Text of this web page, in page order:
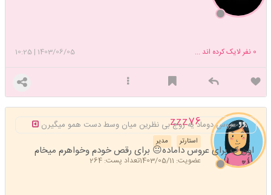
1403/06/05
|
10:25 0 نفر لایک کرده اند ...
zzz76
مدیر استارتر
عضویت: 1403/05/11 تعداد پست: 264
عروس دوماد یه زوج بی نظرین میان وسط دست همو میگیرن
اون ک برای عروس داماده😐 برای رقص خودم وخواهرم میخام